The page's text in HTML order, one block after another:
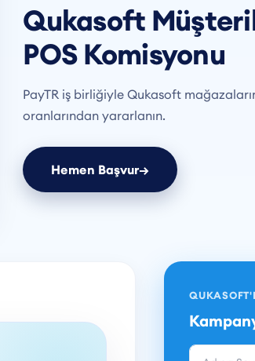
Qukasoft
POS Komisyonu
PayTR iş birliğiyle Qukasoft
oranlarından yararlanın.
Hemen Başvur→